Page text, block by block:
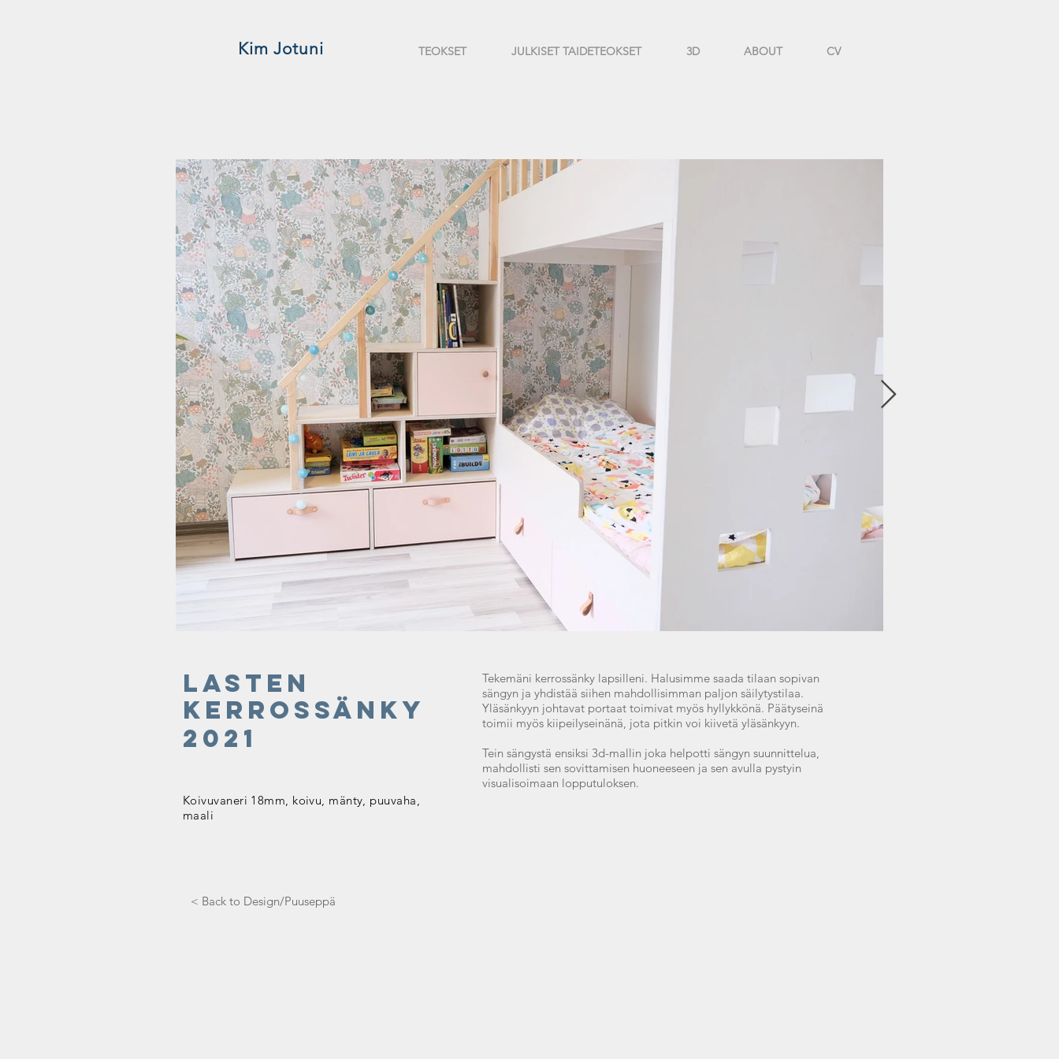
Kim Jotuni TEOKSET JULKISET TAIDETEOKSET 3D ABOUT CV
Lasten
kerrossänky
2021
Koivuvaneri 18mm, koivu, mänty, puuvaha,
maali
Tekemäni kerrossänky lapsilleni. Halusimme saada tilaan sopivan
sängyn ja yhdistää siihen mahdollisimman paljon säilytystilaa.
Yläsänkyyn johtavat portaat toimivat myös hyllykkönä. Päätyseinä
toimii myös kiipeilyseinänä, jota pitkin voi kiivetä yläsänkyyn.
Tein sängystä ensiksi 3d-mallin joka helpotti sängyn suunnittelua,
mahdollisti sen sovittamisen huoneeseen ja sen avulla pystyin
visualisoimaan lopputuloksen.
< Back to Design/Puuseppä